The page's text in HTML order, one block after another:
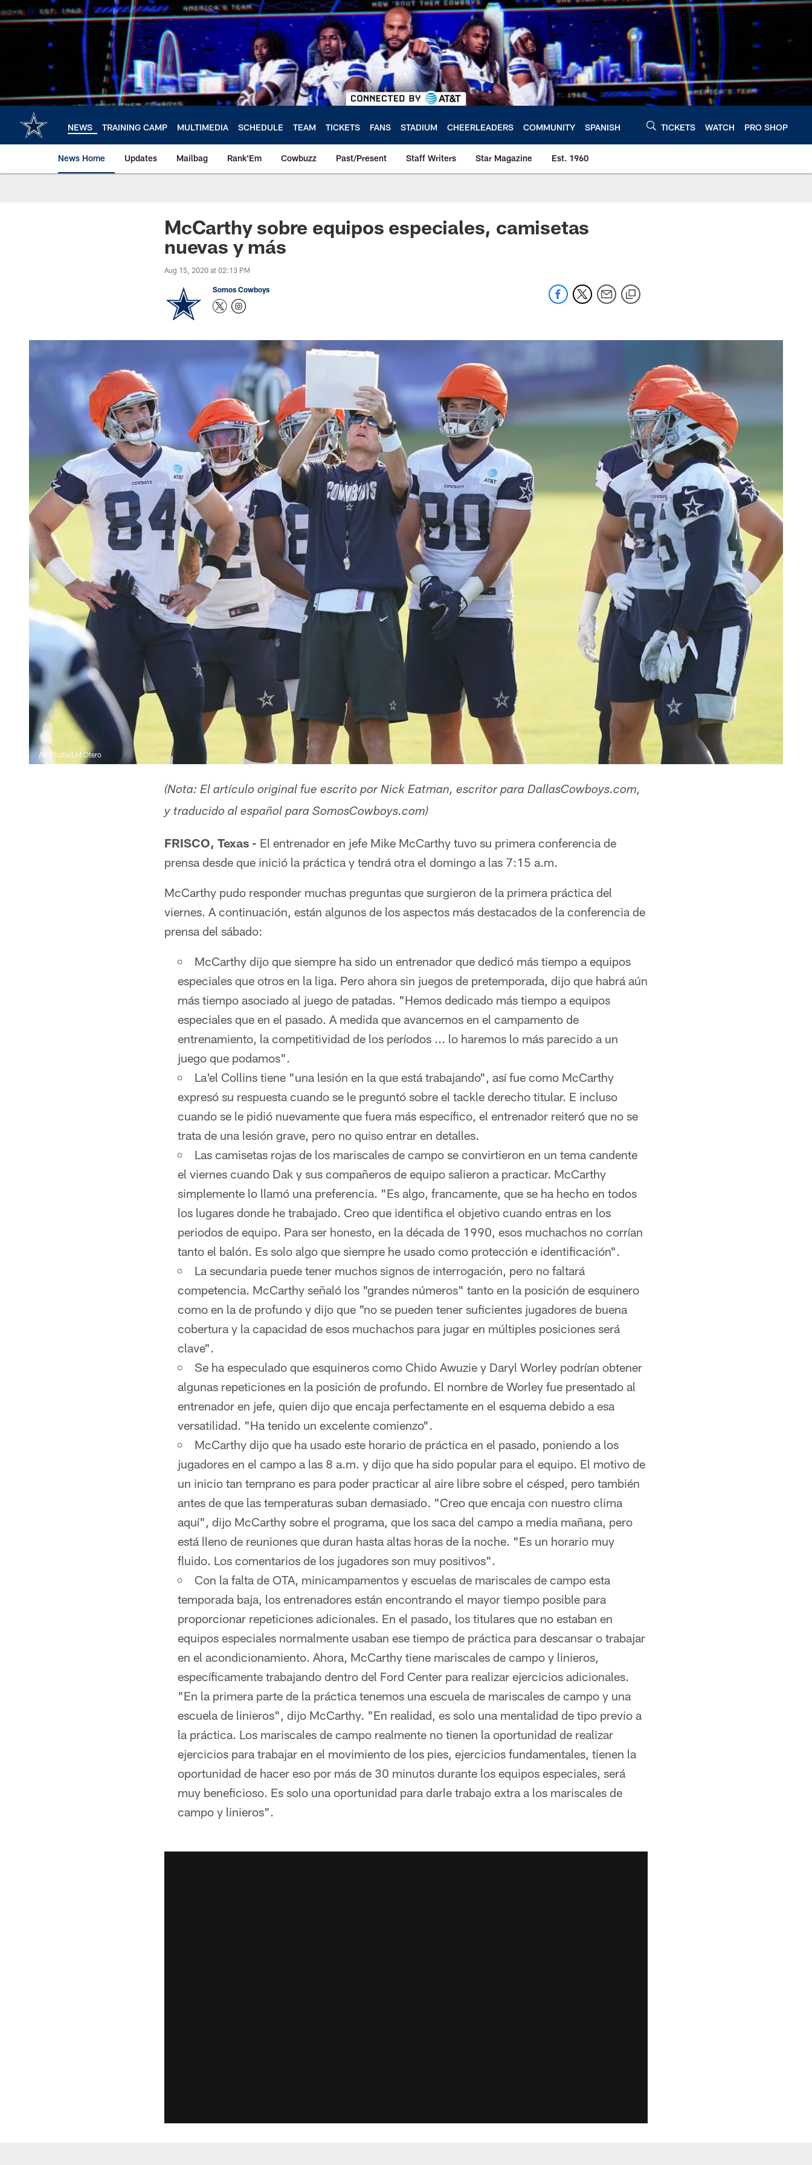
to
NEWS TRAINING CAMP MULTIMEDIA SCHEDULE TEAM TICKETS FANS STADIUM CHEERLEADERS COMMUNITY SPANISH TICKETS WATCH PRO SHOP
News Home Updates Mailbag Rank'Em Cowbuzz Past/Present Staff Writers Star Magazine Est. 1960
McCarthy sobre equipos especiales, camisetas
nuevas y más
Aug 15, 2020 at 02:13 PM
Somos Cowboys
AP Photo/LM Otero
(Nota: El artículo original fue escrito por Nick Eatman, escritor para DallasCowboys.com,
y traducido al español para SomosCowboys.com)
FRISCO, Texas - El entrenador en jefe Mike McCarthy tuvo su primera conferencia de
prensa desde que inició la práctica y tendrá otra el domingo a las 7:15 a.m.
McCarthy pudo responder muchas preguntas que surgieron de la primera práctica del
viernes. A continuación, están algunos de los aspectos más destacados de la conferencia de
prensa del sábado:
McCarthy dijo que siempre ha sido un entrenador que dedicó más tiempo a equipos
especiales que otros en la liga. Pero ahora sin juegos de pretemporada, dijo que habrá aún
más tiempo asociado al juego de patadas. "Hemos dedicado más tiempo a equipos
especiales que en el pasado. A medida que avancemos en el campamento de
entrenamiento, la competitividad de los períodos ... lo haremos lo más parecido a un
juego que podamos".
La'el Collins tiene "una lesión en la que está trabajando", así fue como McCarthy
expresó su respuesta cuando se le preguntó sobre el tackle derecho titular. E incluso
cuando se le pidió nuevamente que fuera más específico, el entrenador reiteró que no se
trata de una lesión grave, pero no quiso entrar en detalles.
Las camisetas rojas de los mariscales de campo se convirtieron en un tema candente
el viernes cuando Dak y sus compañeros de equipo salieron a practicar. McCarthy
simplemente lo llamó una preferencia. "Es algo, francamente, que se ha hecho en todos
los lugares donde he trabajado. Creo que identifica el objetivo cuando entras en los
periodos de equipo. Para ser honesto, en la década de 1990, esos muchachos no corrían
tanto el balón. Es solo algo que siempre he usado como protección e identificación".
La secundaria puede tener muchos signos de interrogación, pero no faltará
competencia. McCarthy señaló los "grandes números" tanto en la posición de esquinero
como en la de profundo y dijo que "no se pueden tener suficientes jugadores de buena
cobertura y la capacidad de esos muchachos para jugar en múltiples posiciones será
clave".
Se ha especulado que esquineros como Chido Awuzie y Daryl Worley podrían obtener
algunas repeticiones en la posición de profundo. El nombre de Worley fue presentado al
entrenador en jefe, quien dijo que encaja perfectamente en el esquema debido a esa
versatilidad. "Ha tenido un excelente comienzo".
McCarthy dijo que ha usado este horario de práctica en el pasado, poniendo a los
jugadores en el campo a las 8 a.m. y dijo que ha sido popular para el equipo. El motivo de
un inicio tan temprano es para poder practicar al aire libre sobre el césped, pero también
antes de que las temperaturas suban demasiado. "Creo que encaja con nuestro clima
aquí", dijo McCarthy sobre el programa, que los saca del campo a media mañana, pero
está lleno de reuniones que duran hasta altas horas de la noche. "Es un horario muy
fluido. Los comentarios de los jugadores son muy positivos".
Con la falta de OTA, minicampamentos y escuelas de mariscales de campo esta
temporada baja, los entrenadores están encontrando el mayor tiempo posible para
proporcionar repeticiones adicionales. En el pasado, los titulares que no estaban en
equipos especiales normalmente usaban ese tiempo de práctica para descansar o trabajar
en el acondicionamiento. Ahora, McCarthy tiene mariscales de campo y linieros,
específicamente trabajando dentro del Ford Center para realizar ejercicios adicionales.
"En la primera parte de la práctica tenemos una escuela de mariscales de campo y una
escuela de linieros", dijo McCarthy. "En realidad, es solo una mentalidad de tipo previo a
la práctica. Los mariscales de campo realmente no tienen la oportunidad de realizar
ejercicios para trabajar en el movimiento de los pies, ejercicios fundamentales, tienen la
oportunidad de hacer eso por más de 30 minutos durante los equipos especiales, será
muy beneficioso. Es solo una oportunidad para darle trabajo extra a los mariscales de
campo y linieros".